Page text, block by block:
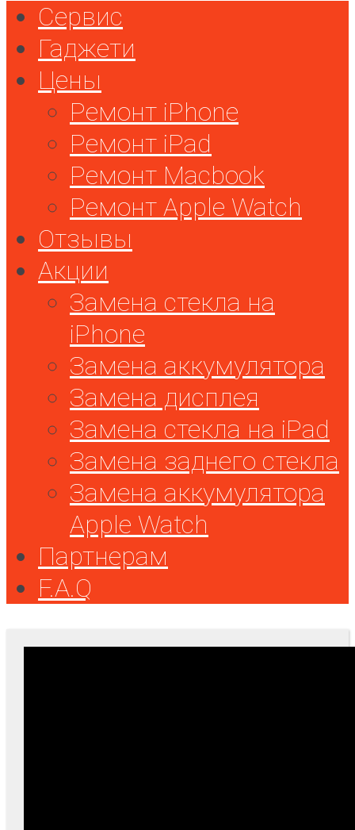
Сервис
Гаджети
Цены
Ремонт iPhone
Ремонт iPad
Ремонт Macbook
Ремонт Apple Watch
Отзывы
Акции
Замена стекла на
iPhone
Замена аккумулятора
Замена дисплея
Замена стекла на iPad
Замена заднего стекла
Замена аккумулятора
Apple Watch
Партнерам
F.A.Q